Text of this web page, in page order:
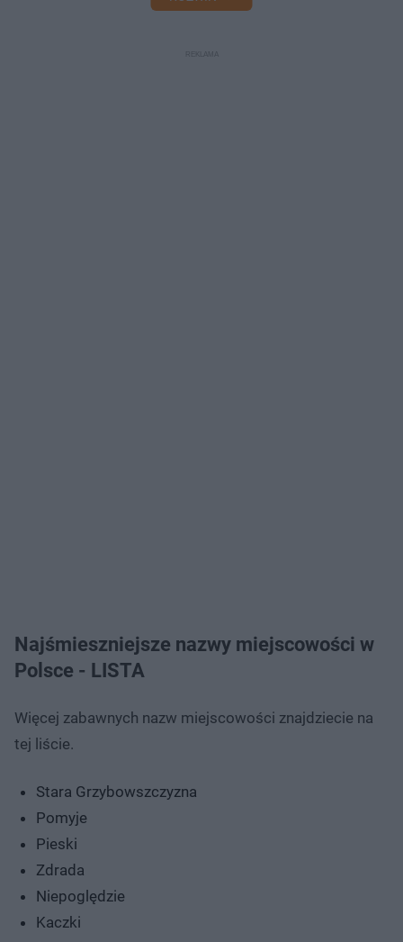
Najśmieszniejsze nazwy miejscowości w
Polsce - LISTA
Więcej zabawnych nazw miejscowości znajdziecie na
tej liście.
Stara Grzybowszczyzna
Pomyje
Pieski
Zdrada
Niepoględzie
Kaczki